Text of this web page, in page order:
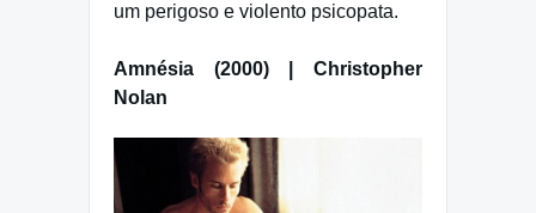
um perigoso e violento psicopata.
Amnésia (2000) | Christopher
Nolan